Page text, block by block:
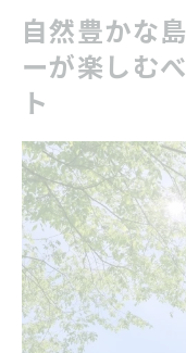
ごす
自然の中
情報
宍道湖周辺で
の魅力
宍道湖の
地元で人
湖畔に佇
知る人ぞ
自然豊かな
ーが楽しむ
ト